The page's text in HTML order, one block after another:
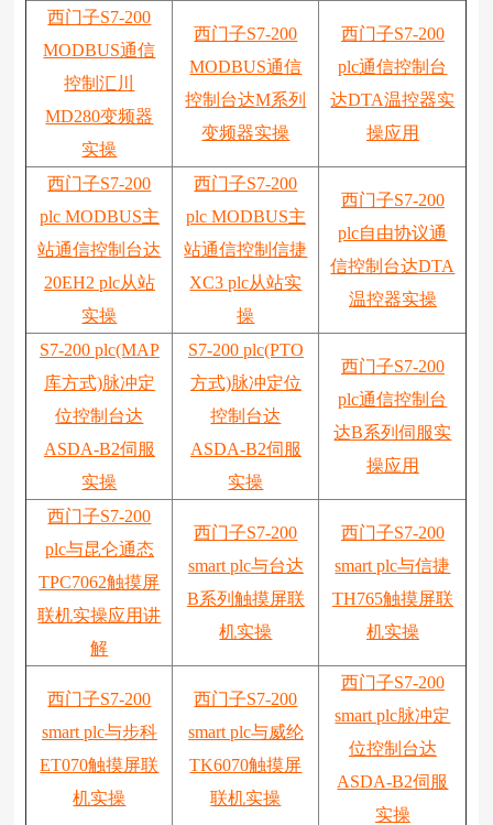
西门子S7-200
MODBUS通信
控制汇川
MD280变频器
实操
西门子S7-200
MODBUS通信
控制台达M系列
变频器实操
西门子S7-200
plc通信控制台
达DTA温控器实
操应用
西门子S7-200
plc MODBUS主
站通信控制台达
20EH2 plc从站
实操
西门子S7-200
plc MODBUS主
站通信控制信捷
XC3 plc从站实
操
西门子S7-200
plc自由协议通
信控制台达DTA
温控器实操
S7-200 plc(MAP
库方式)脉冲定
位控制台达
ASDA-B2伺服
实操
S7-200 plc(PTO
方式)脉冲定位
控制台达
ASDA-B2伺服
实操
西门子S7-200
plc通信控制台
达B系列伺服实
操应用
西门子S7-200
plc与昆仑通态
TPC7062触摸屏
联机实操应用讲
解
西门子S7-200
smart plc与台达
B系列触摸屏联
机实操
西门子S7-200
smart plc与信捷
TH765触摸屏联
机实操
西门子S7-200
smart plc与步科
ET070触摸屏联
机实操
西门子S7-200
smart plc与威纶
TK6070触摸屏
联机实操
西门子S7-200
smart plc脉冲定
位控制台达
ASDA-B2伺服
实操